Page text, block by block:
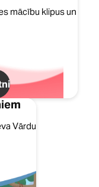
mācību klipus un
Vārdu